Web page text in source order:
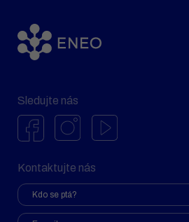
Sledujte nás
Kontaktujte nás